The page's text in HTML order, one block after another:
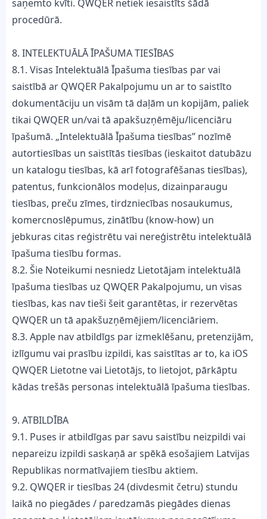
saņemto kvīti. QWQER netiek iesaistīts šādā
procedūrā.
8. INTELEKTUĀLĀ ĪPAŠUMA TIESĪBAS
8.1. Visas Intelektuālā Īpašuma tiesības par vai
saistībā ar QWQER Pakalpojumu un ar to saistīto
dokumentāciju un visām tā daļām un kopijām, paliek
tikai QWQER un/vai tā apakšuzņēmēju/licenciāru
īpašumā. „Intelektuālā Īpašuma tiesības” nozīmē
autortiesības un saistītās tiesības (ieskaitot datubāzu
un katalogu tiesības, kā arī fotografēšanas tiesības),
patentus, funkcionālos modeļus, dizainparaugu
tiesības, preču zīmes, tirdzniecības nosaukumus,
komercnoslēpumus, zinātību (know-how) un
jebkuras citas reģistrētu vai nereģistrētu intelektuālā
īpašuma tiesību formas.
8.2. Šie Noteikumi nesniedz Lietotājam intelektuālā
īpašuma tiesības uz QWQER Pakalpojumu, un visas
tiesības, kas nav tieši šeit garantētas, ir rezervētas
QWQER un tā apakšuzņēmējiem/licenciāriem.
8.3. Apple nav atbildīgs par izmeklēšanu, pretenzijām,
izlīgumu vai prasību izpildi, kas saistītas ar to, ka iOS
QWQER Lietotne vai Lietotājs, to lietojot, pārkāptu
kādas trešās personas intelektuālā īpašuma tiesības.
9. ATBILDĪBA
9.1. Puses ir atbildīgas par savu saistību neizpildi vai
nepareizu izpildi saskaņā ar spēkā esošajiem Latvijas
Republikas normatīvajiem tiesību aktiem.
9.2. QWQER ir tiesības 24 (divdesmit četru) stundu
laikā no piegādes / paredzamās piegādes dienas